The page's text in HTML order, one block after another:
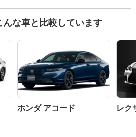
んな車と比較しています
ホンダ アコード レク